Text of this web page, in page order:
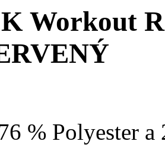
Workout
% Polyester a